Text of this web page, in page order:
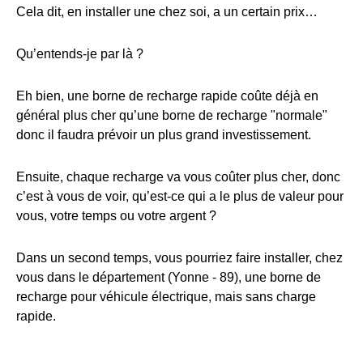
Cela dit, en installer une chez soi, a un certain prix…
Qu’entends-je par là ?
Eh bien, une borne de recharge rapide coûte déjà en
général plus cher qu’une borne de recharge "normale"
donc il faudra prévoir un plus grand investissement.
Ensuite, chaque recharge va vous coûter plus cher, donc
c’est à vous de voir, qu’est-ce qui a le plus de valeur pour
vous, votre temps ou votre argent ?
Dans un second temps, vous pourriez faire installer, chez
vous dans le département (Yonne - 89), une borne de
recharge pour véhicule électrique, mais sans charge
rapide.